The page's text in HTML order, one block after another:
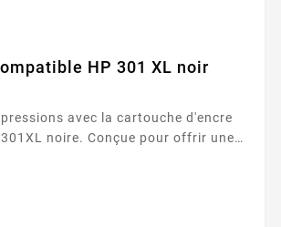
HP 301 XL noir
avec la cartouche d'encre
noire. Conçue pour offrir une
exceptionnelle, cette cartouche
vos besoins d'impression, qu'il
professionnels ou de photos.